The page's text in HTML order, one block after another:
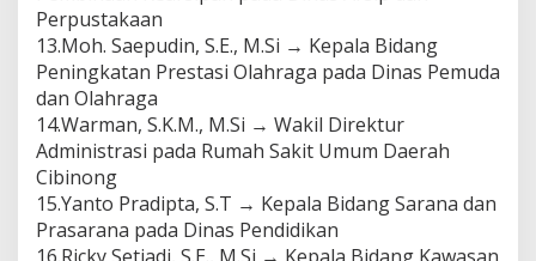
Perpustakaan
13.Moh. Saepudin, S.E., M.Si → Kepala Bidang
Peningkatan Prestasi Olahraga pada Dinas Pemuda
dan Olahraga
14.Warman, S.K.M., M.Si → Wakil Direktur
Administrasi pada Rumah Sakit Umum Daerah
Cibinong
15.Yanto Pradipta, S.T → Kepala Bidang Sarana dan
Prasarana pada Dinas Pendidikan